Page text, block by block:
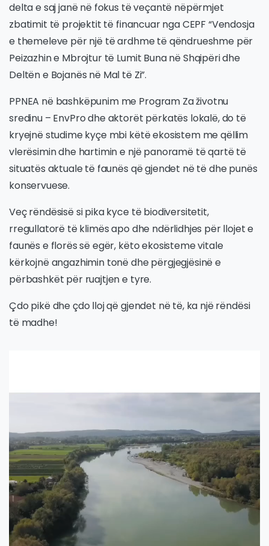
delta e saj janë në fokus të veçantë nëpërmjet
zbatimit të projektit të financuar nga CEPF “Vendosja
e themeleve për një të ardhme të qëndrueshme për
Peizazhin e Mbrojtur të Lumit Buna në Shqipëri dhe
Deltën e Bojanës në Mal të Zi”.
PPNEA në bashkëpunim me Program Za životnu
sredinu – EnvPro dhe aktorët përkatës lokalë, do të
kryejnë studime kyçe mbi këtë ekosistem me qëllim
vlerësimin dhe hartimin e një panoramë të qartë të
situatës aktuale të faunës që gjendet në të dhe punës
konservuese.
Veç rëndësisë si pika kyce të biodiversitetit,
rregullatorë të klimës apo dhe ndërlidhjes për llojet e
faunës e florës së egër, këto ekosisteme vitale
kërkojnë angazhimin tonë dhe përgjegjësinë e
përbashkët për ruajtjen e tyre.
Çdo pikë dhe çdo lloj që gjendet në të, ka një rëndësi
të madhe!